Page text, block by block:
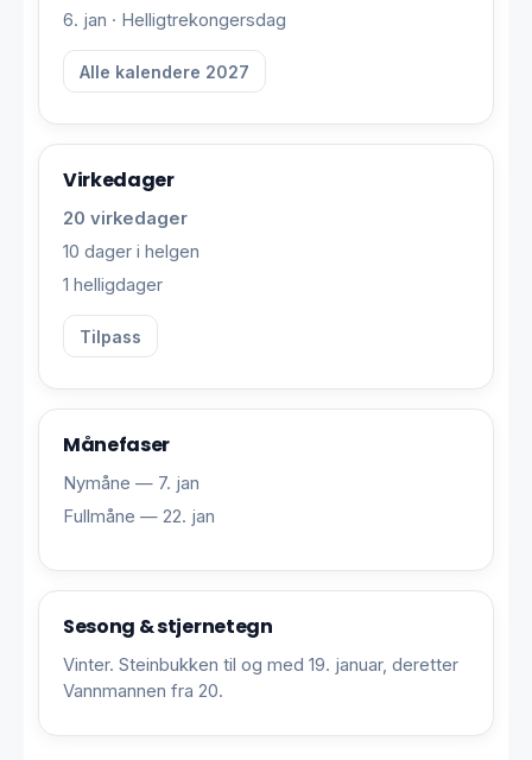
6. jan · Helligtrekongersdag
Alle kalendere 2027
Virkedager
20 virkedager
10 dager i helgen
1 helligdager
Tilpass
Månefaser
Nymåne — 7. jan
Fullmåne — 22. jan
Sesong & stjernetegn
Vinter. Steinbukken til og med 19. januar, deretter
Vannmannen fra 20.